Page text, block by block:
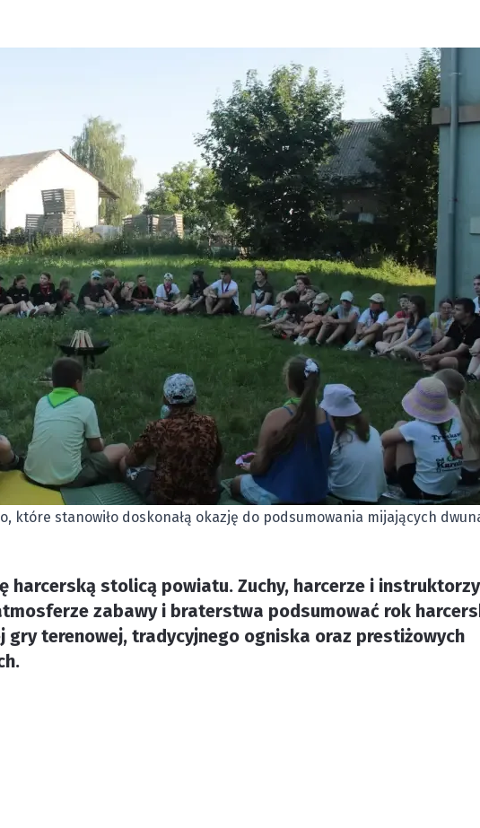
które stanowiło doskonałą okazję do podsumowania mijających
harcerską stolicą powiatu. Zuchy, harcerze i
zabawy i braterstwa podsumować rok
gry terenowej, tradycyjnego ogniska oraz prestiżowych